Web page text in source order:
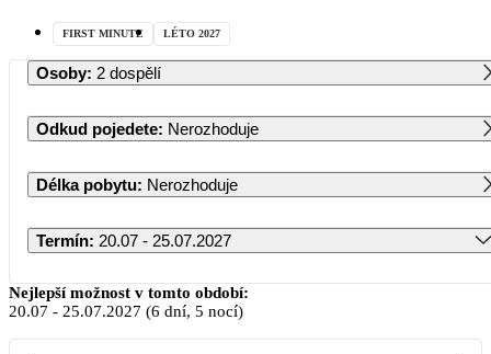
FIRST MINUTE LÉTO 2027
Osoby: 2 dospělí
Odkud pojedete: Nerozhoduje
Délka pobytu: Nerozhoduje
Termín: 20.07 - 25.07.2027
Červenec 2027
PO ÚT ST ČT PÁ SO NE
Nejlepší možnost v tomto období:
20.07 - 25.07.2027 (6 dní, 5 nocí)